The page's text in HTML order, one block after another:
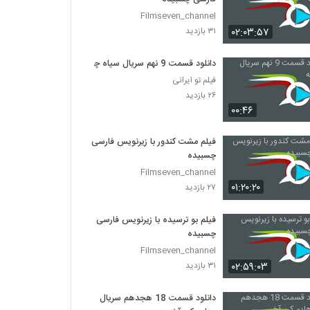
۰۲:۰۳:۵۷
Filmseven_channel
۳۱ بازدید
۰۰:۴۶
دانلود قسمت 9 نهم سریال سیاه چاله
فیلم تو ایرانی
۲۶ بازدید
۰۱:۲۰:۲۰
فیلم مشت کندور با زیرنویس فارسی
چسبیده
Filmseven_channel
۲۷ بازدید
۰۲:۵۹:۰۳
فیلم بو ترسیده با زیرنویس فارسی
چسبیده
Filmseven_channel
۳۱ بازدید
دانلود قسمت 18 هجدهم سریال